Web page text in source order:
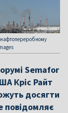
нафтопереробному
Semafor
Кріс Райт
досягти
повідомляє